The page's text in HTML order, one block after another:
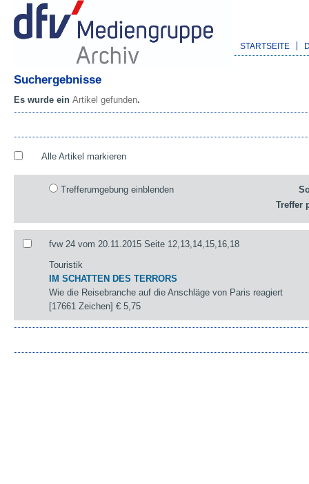
STARTSEITE
Suchergebnisse
Es wurde ein Artikel gefunden.
Alle Artikel markieren
Trefferumgebung einblenden
Treffer
fvw 24 vom 20.11.2015 Seite 12,13,14,15,16,18
Touristik
IM SCHATTEN DES TERRORS
Wie die Reisebranche auf die Anschläge von Paris reagiert
[17661 Zeichen]€ 5,75